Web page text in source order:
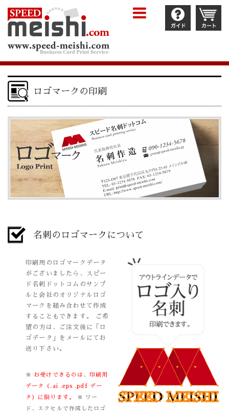
ロゴマークの印刷
名刺のロゴマークについて
印刷用のロゴマークデータ
がございましたら、スピー
ド名刺ドットコムのサンプ
ルと会社のオリジナルロゴ
マークを組み合わせて作成
することもできます。 ご希
望の方は、ご注文後に「ロ
ゴデータ」をメールにてお
送り下さい。
※ お受けできるのは、印刷用
データ（.ai .eps .pdf デー
タ）に限ります。
※ ワー
ド、エクセルで作成したロゴ